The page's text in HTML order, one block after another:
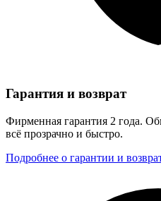
Гарантия и возврат
Фирменная гарантия 2 года.
всё прозрачно и быстро.
Подробнее о гарантии и